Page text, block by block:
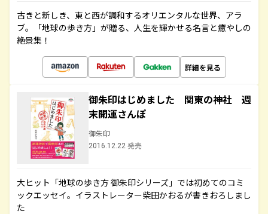
古きと新しき、東と西が調和するオリエンタルな世界、アラ
ブ。「地球の歩き方」が贈る、人生を輝かせる名言と癒やしの
絶景集！
詳細を見る
御朱印はじめました 関東の神社 週
末開運さんぽ
御朱印
2016.12.22 発売
大ヒット「地球の歩き方 御朱印シリーズ」では初めてのコミ
ックエッセイ。イラストレーター柴田かおるが書きおろしまし
た